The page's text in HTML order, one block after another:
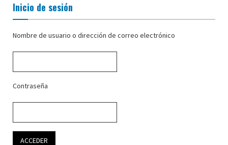
Inicio de sesión
Nombre de usuario o dirección de correo electrónico
Contraseña